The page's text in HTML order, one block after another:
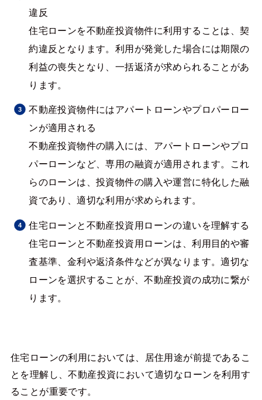
違反
住宅ローンを不動産投資物件に利用することは、契
約違反となります。利用が発覚した場合には期限の
利益の喪失となり、一括返済が求められることがあ
ります。
不動産投資物件にはアパートローンやプロパーロー
ンが適用される
不動産投資物件の購入には、アパートローンやプロ
パーローンなど、専用の融資が適用されます。これ
らのローンは、投資物件の購入や運営に特化した融
資であり、適切な利用が求められます。
住宅ローンと不動産投資用ローンの違いを理解する
住宅ローンと不動産投資用ローンは、利用目的や審
査基準、金利や返済条件などが異なります。適切な
ローンを選択することが、不動産投資の成功に繋が
ります。
住宅ローンの利用においては、居住用途が前提であるこ
とを理解し、不動産投資において適切なローンを利用す
ることが重要です。